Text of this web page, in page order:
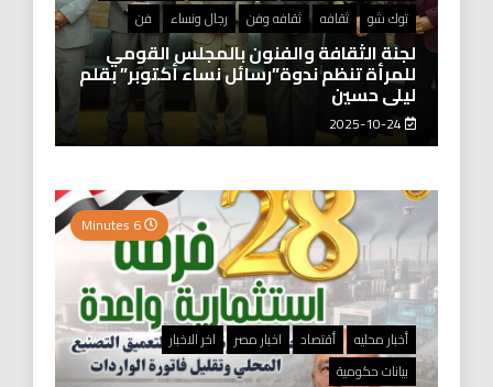
توك شو
ثقافه ثقافه وفن رجال ونساء فن
لجنة الثقافة والفنون بالمجلس القومي
للمرأة تنظم ندوة”رسائل نساء أكتوبر” بقلم
ليلى حسين
أخبار محليه أقتصاد اخبار مصر
اخر الاخبار
بيانات حكومية